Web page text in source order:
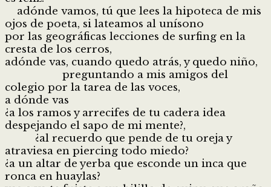
adónde vamos, tú que lees la hipoteca de mis
ojos de poeta, si lateamos al unísono
por las geográficas lecciones de surfing en la
cresta de los cerros,
adónde vas, cuando quedo atrás, y quedo niño,
preguntando a mis amigos del
colegio por la tarea de las voces,
a dónde vas
¿a los ramos y arrecifes de tu cadera idea
despejando el sapo de mi mente?,
¿al recuerdo que pende de tu oreja y
atraviesa en piercing todo miedo?
¿a un altar de yerba que esconde un inca que
ronca en huaylas?